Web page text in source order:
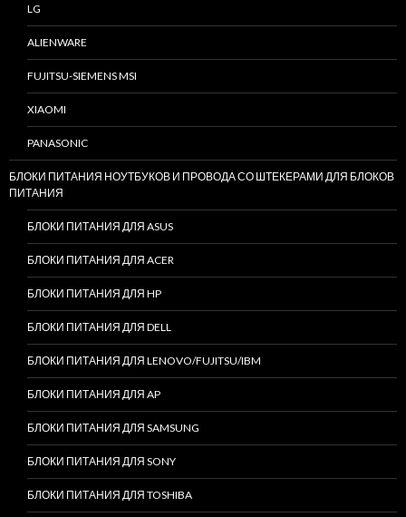
LG
ALIENWARE
FUJITSU-SIEMENS MSI
XIAOMI
PANASONIC
БЛОКИ ПИТАНИЯ НОУТБУКОВ И ПРОВОДА СО ШТЕКЕРАМИ ДЛЯ БЛОКОВ
ПИТАНИЯ
БЛОКИ ПИТАНИЯ ДЛЯ ASUS
БЛОКИ ПИТАНИЯ ДЛЯ ACER
БЛОКИ ПИТАНИЯ ДЛЯ HP
БЛОКИ ПИТАНИЯ ДЛЯ DELL
БЛОКИ ПИТАНИЯ ДЛЯ LENOVO/FUJITSU/IBM
БЛОКИ ПИТАНИЯ ДЛЯ AP
БЛОКИ ПИТАНИЯ ДЛЯ SAMSUNG
БЛОКИ ПИТАНИЯ ДЛЯ SONY
БЛОКИ ПИТАНИЯ ДЛЯ TOSHIBA